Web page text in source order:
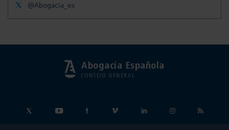
@Abogacia_es
Abogacía Española
CONSEJO GENERAL